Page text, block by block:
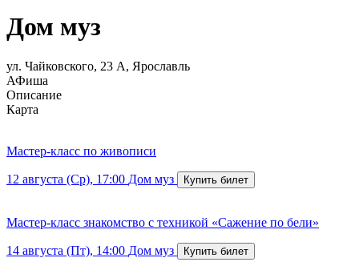
Дом муз
ул. Чайковского, 23 А, Ярославль
АФиша
Описание
Карта
Мастер-класс по живописи
12 августа (Ср), 17:00 Дом муз
Мастер-класс знакомство с техникой «Сажение по бели»
14 августа (Пт), 14:00 Дом муз